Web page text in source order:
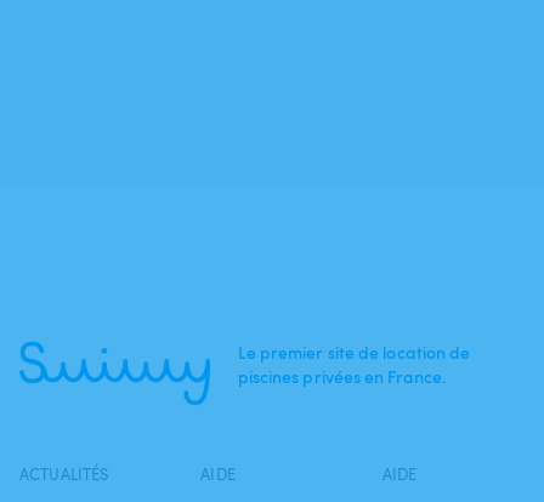
Le premier site de location de
piscines privées en France.
ACTUALITÉS AIDE AIDE